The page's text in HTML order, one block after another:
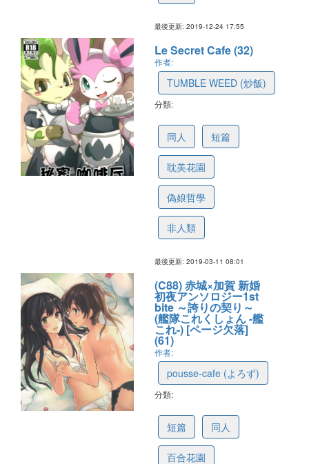
最後更新: 2019-12-24 17:55
Le Secret Cafe (32)
作者:
TUMBLE WEED (炒飯)
分類:
同人 短篇
耽美花園
偽娘哲學
非人類
最後更新: 2019-03-11 08:01
(C88) 赤城×加賀 新婚
初夜アンソロジー1st
bite ～誇りの契り～
(艦隊これくしょん -艦
これ-) [ページ欠落]
(61)
作者:
pousse-cafe (よろず)
分類:
短篇 同人
百合花園